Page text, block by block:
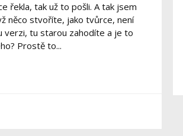
řekla, tak už to pošli. A tak jsem
něco stvoříte, jako tvůrce, není
verzi, tu starou zahodíte a je to
Prostě to...